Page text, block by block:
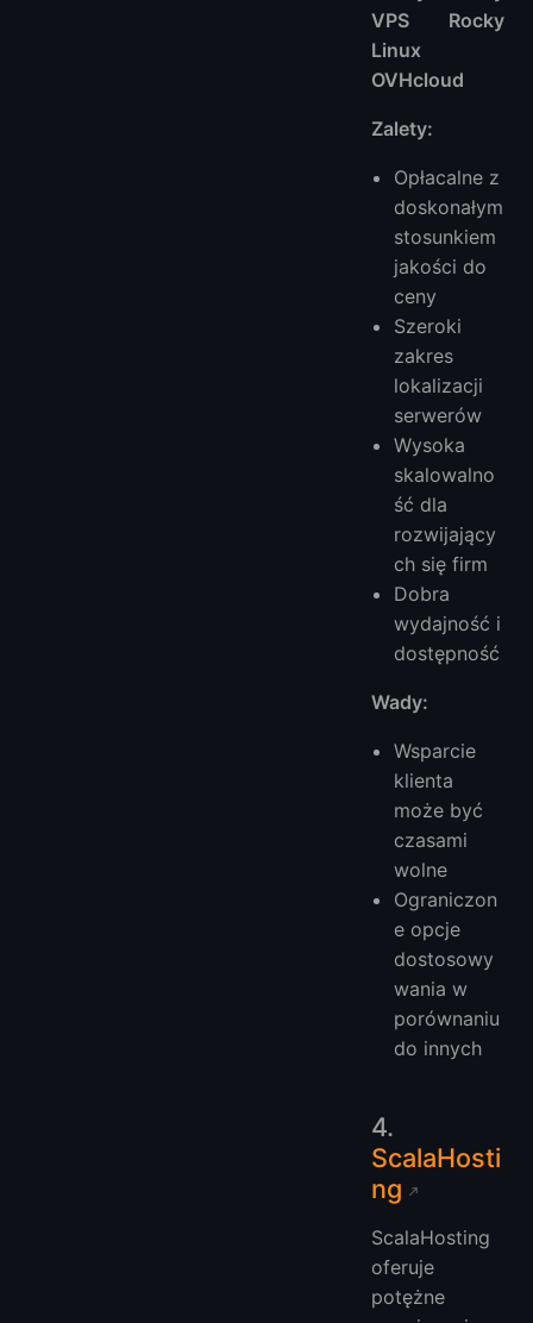
VPS Rocky
Linux
OVHcloud
Zalety:
Opłacalne z
doskonałym
stosunkiem
jakości do
ceny
Szeroki
zakres
lokalizacji
serwerów
Wysoka
skalowalno
ść dla
rozwijający
ch się firm
Dobra
wydajność i
dostępność
Wady:
Wsparcie
klienta
może być
czasami
wolne
Ograniczon
e opcje
dostosowy
wania w
porównaniu
do innych
4.
ScalaHosti
ng
ScalaHosting
oferuje
potężne